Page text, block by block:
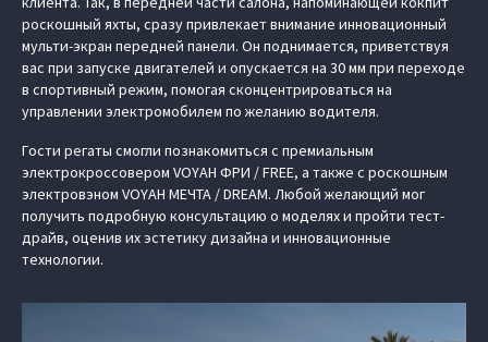
роскошный яхты, сразу привлекает внимание инновационный
мульти-экран передней панели. Он поднимается, приветствуя
вас при запуске двигателей и опускается на 30 мм при переходе
в спортивный режим, помогая сконцентрироваться на
управлении электромобилем по желанию водителя.
Гости регаты смогли познакомиться с премиальным
электрокроссовером VOYAH ФРИ / FREE, а также с роскошным
электровэном VOYAH МЕЧТА / DREAM. Любой желающий мог
получить подробную консультацию о моделях и пройти тест-
драйв, оценив их эстетику дизайна и инновационные
технологии.